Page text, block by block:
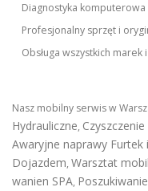
Diagnostyka
Profesjonalny sprzęt i
Obsługa wszystkich
Nasz mobilny serwis w
Hydrauliczne, Czyszczenie
Awaryjne naprawy Furtek
Dojazdem, Warsztat
wanien SPA,